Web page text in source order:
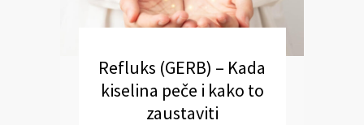
Refluks (GERB) – Kada
kiselina peče i kako to
zaustaviti